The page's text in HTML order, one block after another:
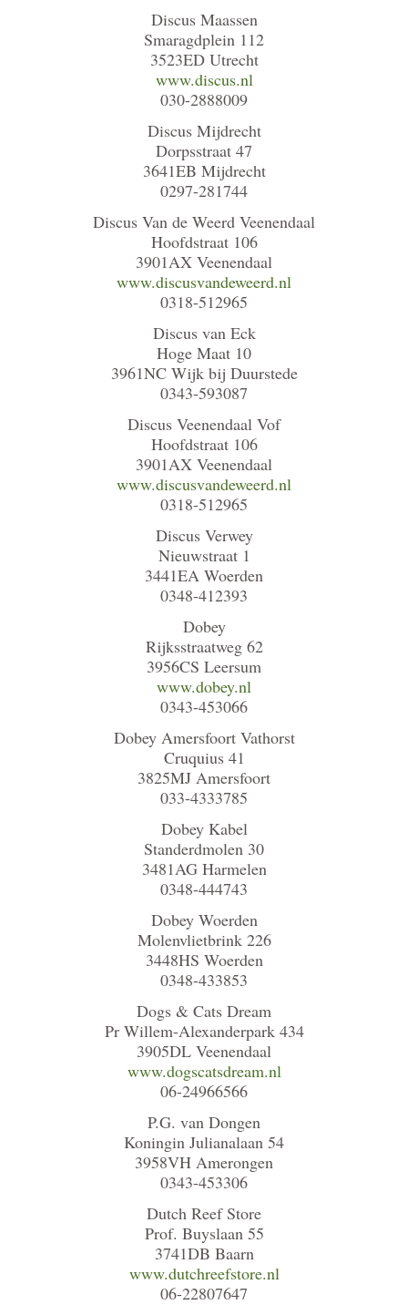
Discus Maassen
Smaragdplein 112
3523ED Utrecht
www.discus.nl
030-2888009
Discus Mijdrecht
Dorpsstraat 47
3641EB Mijdrecht
0297-281744
Discus Van de Weerd Veenendaal
Hoofdstraat 106
3901AX Veenendaal
www.discusvandeweerd.nl
0318-512965
Discus van Eck
Hoge Maat 10
3961NC Wijk bij Duurstede
0343-593087
Discus Veenendaal Vof
Hoofdstraat 106
3901AX Veenendaal
www.discusvandeweerd.nl
0318-512965
Discus Verwey
Nieuwstraat 1
3441EA Woerden
0348-412393
Dobey
Rijksstraatweg 62
3956CS Leersum
www.dobey.nl
0343-453066
Dobey Amersfoort Vathorst
Cruquius 41
3825MJ Amersfoort
033-4333785
Dobey Kabel
Standerdmolen 30
3481AG Harmelen
0348-444743
Dobey Woerden
Molenvlietbrink 226
3448HS Woerden
0348-433853
Dogs & Cats Dream
Pr Willem-Alexanderpark 434
3905DL Veenendaal
www.dogscatsdream.nl
06-24966566
P.G. van Dongen
Koningin Julianalaan 54
3958VH Amerongen
0343-453306
Dutch Reef Store
Prof. Buyslaan 55
3741DB Baarn
www.dutchreefstore.nl
06-22807647